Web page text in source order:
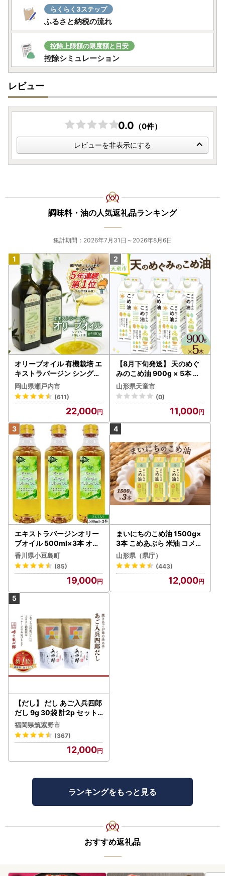
らくらく3ステップ
ふるさと納税の流れ
控除上限額の限度額と目安
控除シミュレーション
レビュー
0.0 （0件）
レビューを非表示にする
調味料・油の人気返礼品ランキング
集計期間：2026年7月31日～2026年8月6日
オリーブオイル 有機栽培 エ
キストラバージン シングル
2本 オリーブオイル
岡山県瀬戸内市
(611)
22,000
【8月下旬発送】 天のめぐ
みのこめ油 900g × 5本 米
油
山形県天童市
(0)
11,000
エキストラバージンオリー
ブオイル 500ml×3本 オリ
ーブオイル 食用油
香川県小豆島町
(85)
19,000
まいにちのこめ油 1500g×
3本 こめあぶら 米油 コメ油
揚げ物 炒め物 サラダ 山形
県 食用油 食用オイル 調理
油 油 食品 山形県 F2Y-173
山形県（県庁）
(443)
12,000
【だし】 だし あご入兵四郎
だし 9g 30袋 計2p セット
21760217
福岡県筑紫野市
(367)
12,000
ランキングをもっと見る
おすすめ返礼品